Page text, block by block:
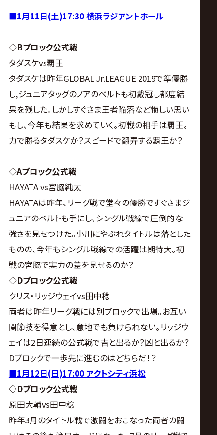
■1月11日(土)17:30 横浜ラジアントホール
◇Bブロック公式戦
タダスケvs覇王
タダスケは昨年GLOBAL Jr.LEAGUE 2019で準優勝
し,ジュニアタッグのノアのベルトも初戴冠し都度結
果を残した。しかしすぐさま王者陥落など悔しい思い
もし、今年も結果を求めていく。初戦の相手は覇王。
力で勝るタダスケか？スピードで翻弄する覇王か？
◇Aブロック公式戦
HAYATA vs宮脇純太
HAYATAは昨年、リーグ戦で堂々の優勝ですぐさまジ
ュニアのベルトも手にし、シングル戦線で圧倒的な
強さを見せつけた。小川にやぶれタイトルは落とした
ものの、今年もシングル戦線での活躍は期待大。初
戦の宮脇で実力の差を見せるのか？
◇Dブロック公式戦
クリス・リッジウェイvs田中稔
両者は昨年リーグ戦には別ブロックで出場。お互い
関節技を得意とし、意地でも負けられない。リッジウ
ェイは2日連続の公式戦で吉と出るか？凶と出るか？
Dブロックで一歩先に進むのはどちらだ！？
■1月12日(日)17:00 アクトシティ浜松
◇Dブロック公式戦
原田大輔vs田中稔
昨年3月のタイトル戦で激闘をおこなった両者の闘